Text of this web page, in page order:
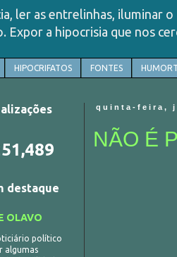
ler as entrelinhas, iluminar
a hipocrisia que nos
HIPOCRIFATOS FONTES
quinta-feira,
NÃO É
destaque
OLAVO
político
algumas